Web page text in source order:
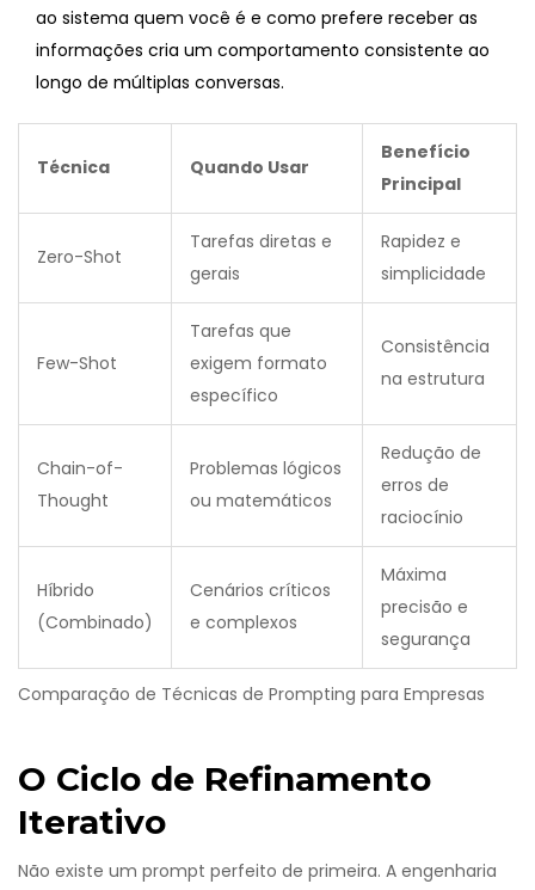
ao sistema quem você é e como prefere receber as
informações cria um comportamento consistente ao
longo de múltiplas conversas.
Comparação de Técnicas de Prompting para Empresas
Técnica Quando Usar
Benefício
Principal
Zero-Shot
Tarefas diretas e
gerais
Rapidez e
simplicidade
Few-Shot
Tarefas que
exigem formato
específico
Consistência
na estrutura
Chain-of-
Thought
Problemas lógicos
ou matemáticos
Redução de
erros de
raciocínio
Híbrido
(Combinado)
Cenários críticos
e complexos
Máxima
precisão e
segurança
O Ciclo de Refinamento
Iterativo
Não existe um prompt perfeito de primeira. A engenharia